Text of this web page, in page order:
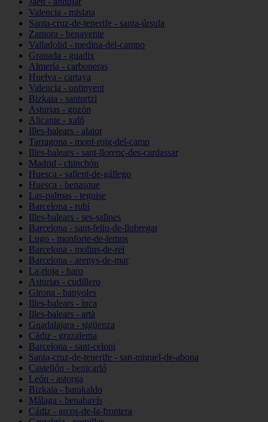
Valencia - mislata
Santa-cruz-de-tenerife - santa-úrsula
Zamora - benavente
Valladolid - medina-del-campo
Granada - guadix
Almería - carboneras
Huelva - cartaya
Valencia - ontinyent
Bizkaia - santurtzi
Asturias - gozón
Alicante - xaló
Illes-balears - alaior
Tarragona - mont-roig-del-camp
Illes-balears - sant-llorenç-des-cardassar
Madrid - chinchón
Huesca - sallent-de-gállego
Huesca - benasque
Las-palmas - teguise
Barcelona - rubí
Illes-balears - ses-salines
Barcelona - sant-feliu-de-llobregat
Lugo - monforte-de-lemos
Barcelona - molins-de-rei
Barcelona - arenys-de-mar
La-rioja - haro
Asturias - cudillero
Girona - banyoles
Illes-balears - inca
Illes-balears - artà
Guadalajara - sigüenza
Cádiz - grazalema
Barcelona - sant-celoni
Santa-cruz-de-tenerife - san-miguel-de-abona
Castellón - benicarló
León - astorga
Bizkaia - barakaldo
Málaga - benahavís
Cádiz - arcos-de-la-frontera